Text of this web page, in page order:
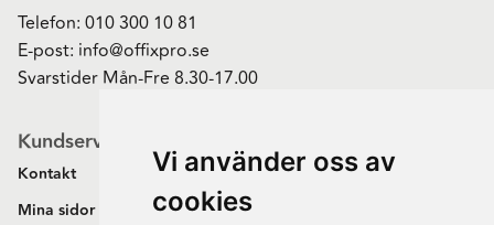
Vi använder oss av
cookies
Telefon: 010 300 10 81
E-post: info@offixpro.se
Svarstider Mån-Fre 8.30-17.00
Kundservice
Kontakt
Mina sidor